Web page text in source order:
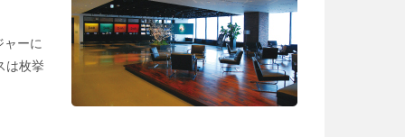
ーに
は枚挙